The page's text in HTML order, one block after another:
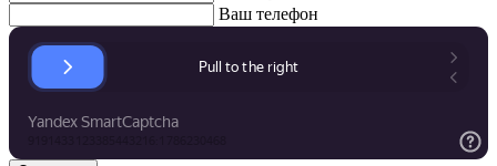
Ваш телефон